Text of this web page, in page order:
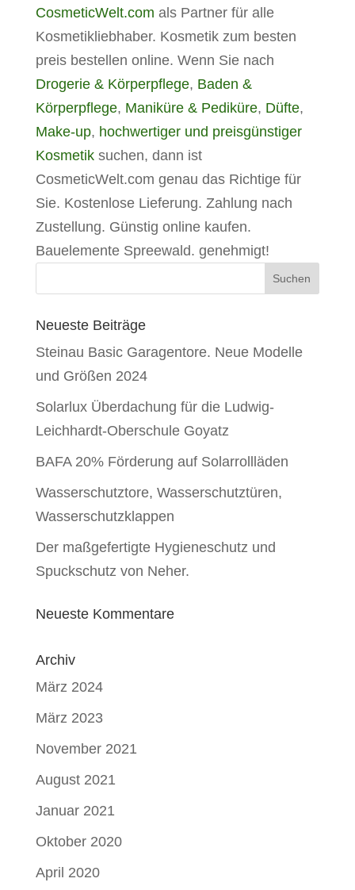
CosmeticWelt.com als Partner für alle
Kosmetikliebhaber. Kosmetik zum besten
preis bestellen online. Wenn Sie nach
Drogerie & Körperpflege, Baden &
Körperpflege, Maniküre & Pediküre, Düfte,
Make-up, hochwertiger und preisgünstiger
Kosmetiksuchen, dann ist
CosmeticWelt.com genau das Richtige für
Sie. Kostenlose Lieferung. Zahlung nach
Zustellung. Günstig online kaufen.
Bauelemente Spreewald. genehmigt!
Neueste Beiträge
Steinau Basic Garagentore. Neue Modelle
und Größen 2024
Solarlux Überdachung für die Ludwig-
Leichhardt-Oberschule Goyatz
BAFA 20% Förderung auf Solarrollläden
Wasserschutztore, Wasserschutztüren,
Wasserschutzklappen
Der maßgefertigte Hygieneschutz und
Spuckschutz von Neher.
Neueste Kommentare
Archiv
März 2024
März 2023
November 2021
August 2021
Januar 2021
Oktober 2020
April 2020